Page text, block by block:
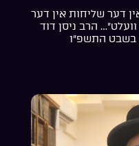
דער שליחות אין דער
הרב ניסן דוד
בשבט התשפ”ו